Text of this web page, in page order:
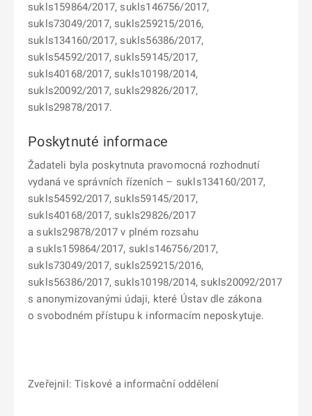
sukls159864/2017, sukls146756/2017,
sukls73049/2017, sukls259215/2016,
sukls134160/2017, sukls56386/2017,
sukls54592/2017, sukls59145/2017,
sukls40168/2017, sukls10198/2014,
sukls20092/2017, sukls29826/2017,
sukls29878/2017.
Poskytnuté informace
Žadateli byla poskytnuta pravomocná rozhodnutí
vydaná ve správních řízeních – sukls134160/2017,
sukls54592/2017, sukls59145/2017,
sukls40168/2017, sukls29826/2017
a sukls29878/2017 v plném rozsahu
a sukls159864/2017, sukls146756/2017,
sukls73049/2017, sukls259215/2016,
sukls56386/2017, sukls10198/2014, sukls20092/2017
s anonymizovanými údaji, které Ústav dle zákona
o svobodném přístupu k informacím neposkytuje.
Zveřejnil: Tiskové a informační oddělení